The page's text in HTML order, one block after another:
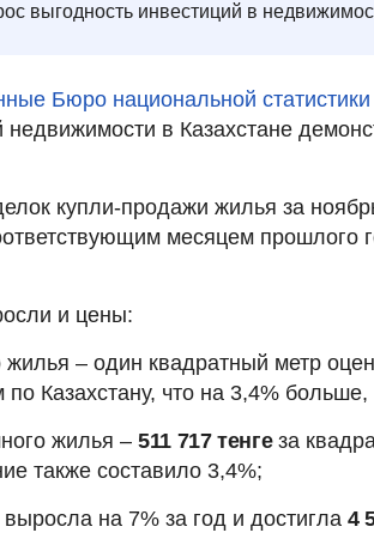
выгодность инвестиций в
Бюро национальной
в Казахстане
купли-продажи жилья за
месяцем прошлого
и цены:
жилья – один квадратный метр
Казахстану, что на 3,4%
жилья – 511 717 тенгеза
также составило 3,4%;
на 7% за год и достигла 4